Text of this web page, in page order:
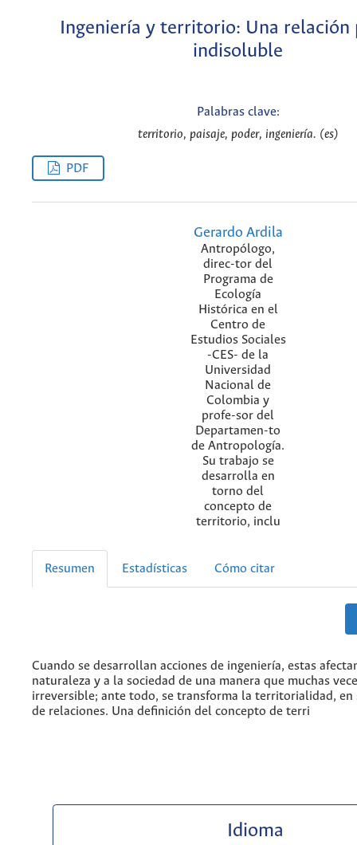
Ingeniería y territorio: Una relación
indisoluble
Palabras clave:
territorio, paisaje, poder, ingeniería. (es)
PDF
Gerardo Ardila
Antropólogo,
direc-tor del
Programa de
Ecología
Histórica en el
Centro de
Estudios Sociales
-CES- de la
Universidad
Nacional de
Colombia y
profe-sor del
Departamen-to
de Antropología.
Su trabajo se
desarrolla en
torno del
concepto de
territorio, inclu
Resumen Estadísticas Cómo citar
Cuando se desarrollan acciones de ingeniería, estas
naturaleza y a la sociedad de una manera que muchas
irreversible; ante todo, se transforma la territorialidad, en
de relaciones. Una definición del concepto de terri
Idioma